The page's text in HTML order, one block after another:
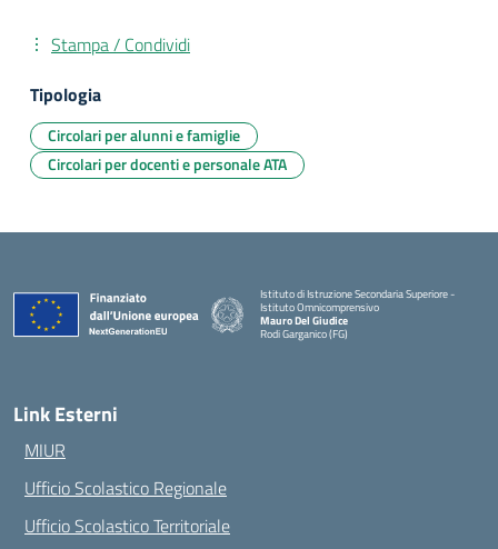
Stampa / Condividi
Tipologia
Circolari per alunni e famiglie
Circolari per docenti e personale ATA
Istituto di Istruzione Secondaria Superiore -
Istituto Omnicomprensivo
Mauro Del Giudice
Rodi Garganico (FG)
— Visita la pagina iniziale della scuola
Link Esterni
MIUR
Ufficio Scolastico Regionale
Ufficio Scolastico Territoriale